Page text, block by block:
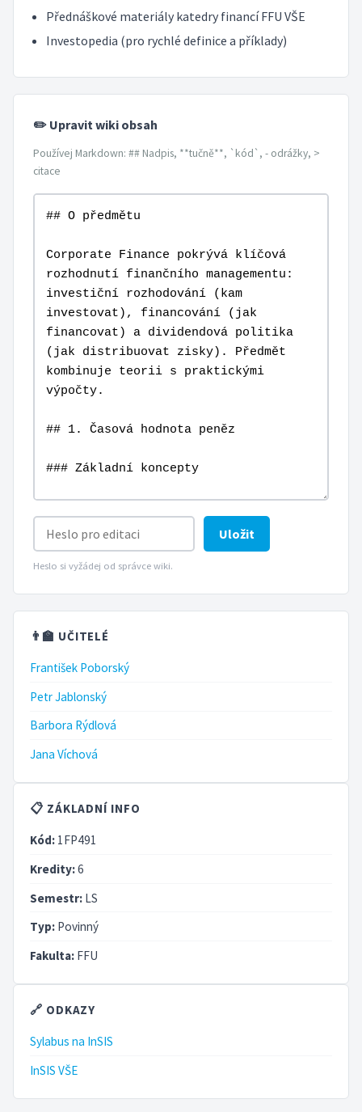
Přednáškové materiály katedry financí FFU VŠE
Investopedia (pro rychlé definice a příklady)
✏️ Upravit wiki obsah
Používej Markdown: ## Nadpis, **tučně**, `kód`, - odrážky, >
citace
Uložit
Heslo si vyžádej od správce wiki.
👨‍🏫 UČITELÉ
František Poborský
Petr Jablonský
Barbora Rýdlová
Jana Víchová
📋 ZÁKLADNÍ INFO
Kód: 1FP491
Kredity:6
Semestr: LS
Typ: Povinný
Fakulta: FFU
🔗 ODKAZY
Sylabus na InSIS
InSIS VŠE